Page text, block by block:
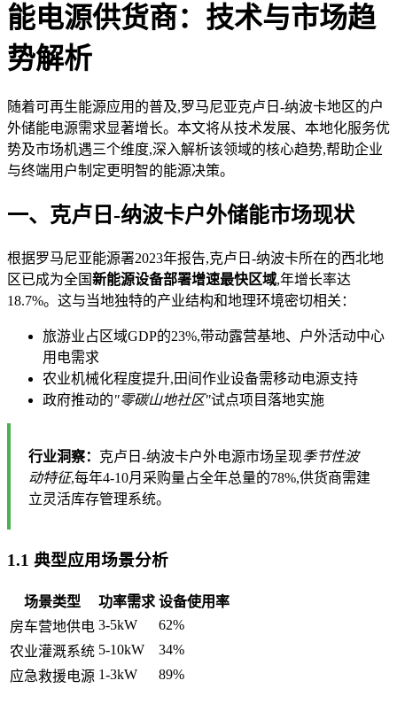
能电源供货商：技术与市场趋
势解析
随着可再生能源应用的普及,罗马尼亚克卢日-纳波卡地区的户
外储能电源需求显著增长。本文将从技术发展、本地化服务优
势及市场机遇三个维度,深入解析该领域的核心趋势,帮助企业
与终端用户制定更明智的能源决策。
一、克卢日-纳波卡户外储能市场现状
根据罗马尼亚能源署2023年报告,克卢日-纳波卡所在的西北地
区已成为全国新能源设备部署增速最快区域,年增长率达
18.7%。这与当地独特的产业结构和地理环境密切相关：
旅游业占区域GDP的23%,带动露营基地、户外活动中心
用电需求
农业机械化程度提升,田间作业设备需移动电源支持
政府推动的"零碳山地社区"试点项目落地实施
行业洞察： 克卢日-纳波卡户外电源市场呈现季节性波
动特征,每年4-10月采购量占全年总量的78%,供货商需建
立灵活库存管理系统。
1.1 典型应用场景分析
场景类型 功率需求 设备使用率
房车营地供电 3-5kW
62%
农业灌溉系统 5-10kW
34%
应急救援电源 1-3kW 89%